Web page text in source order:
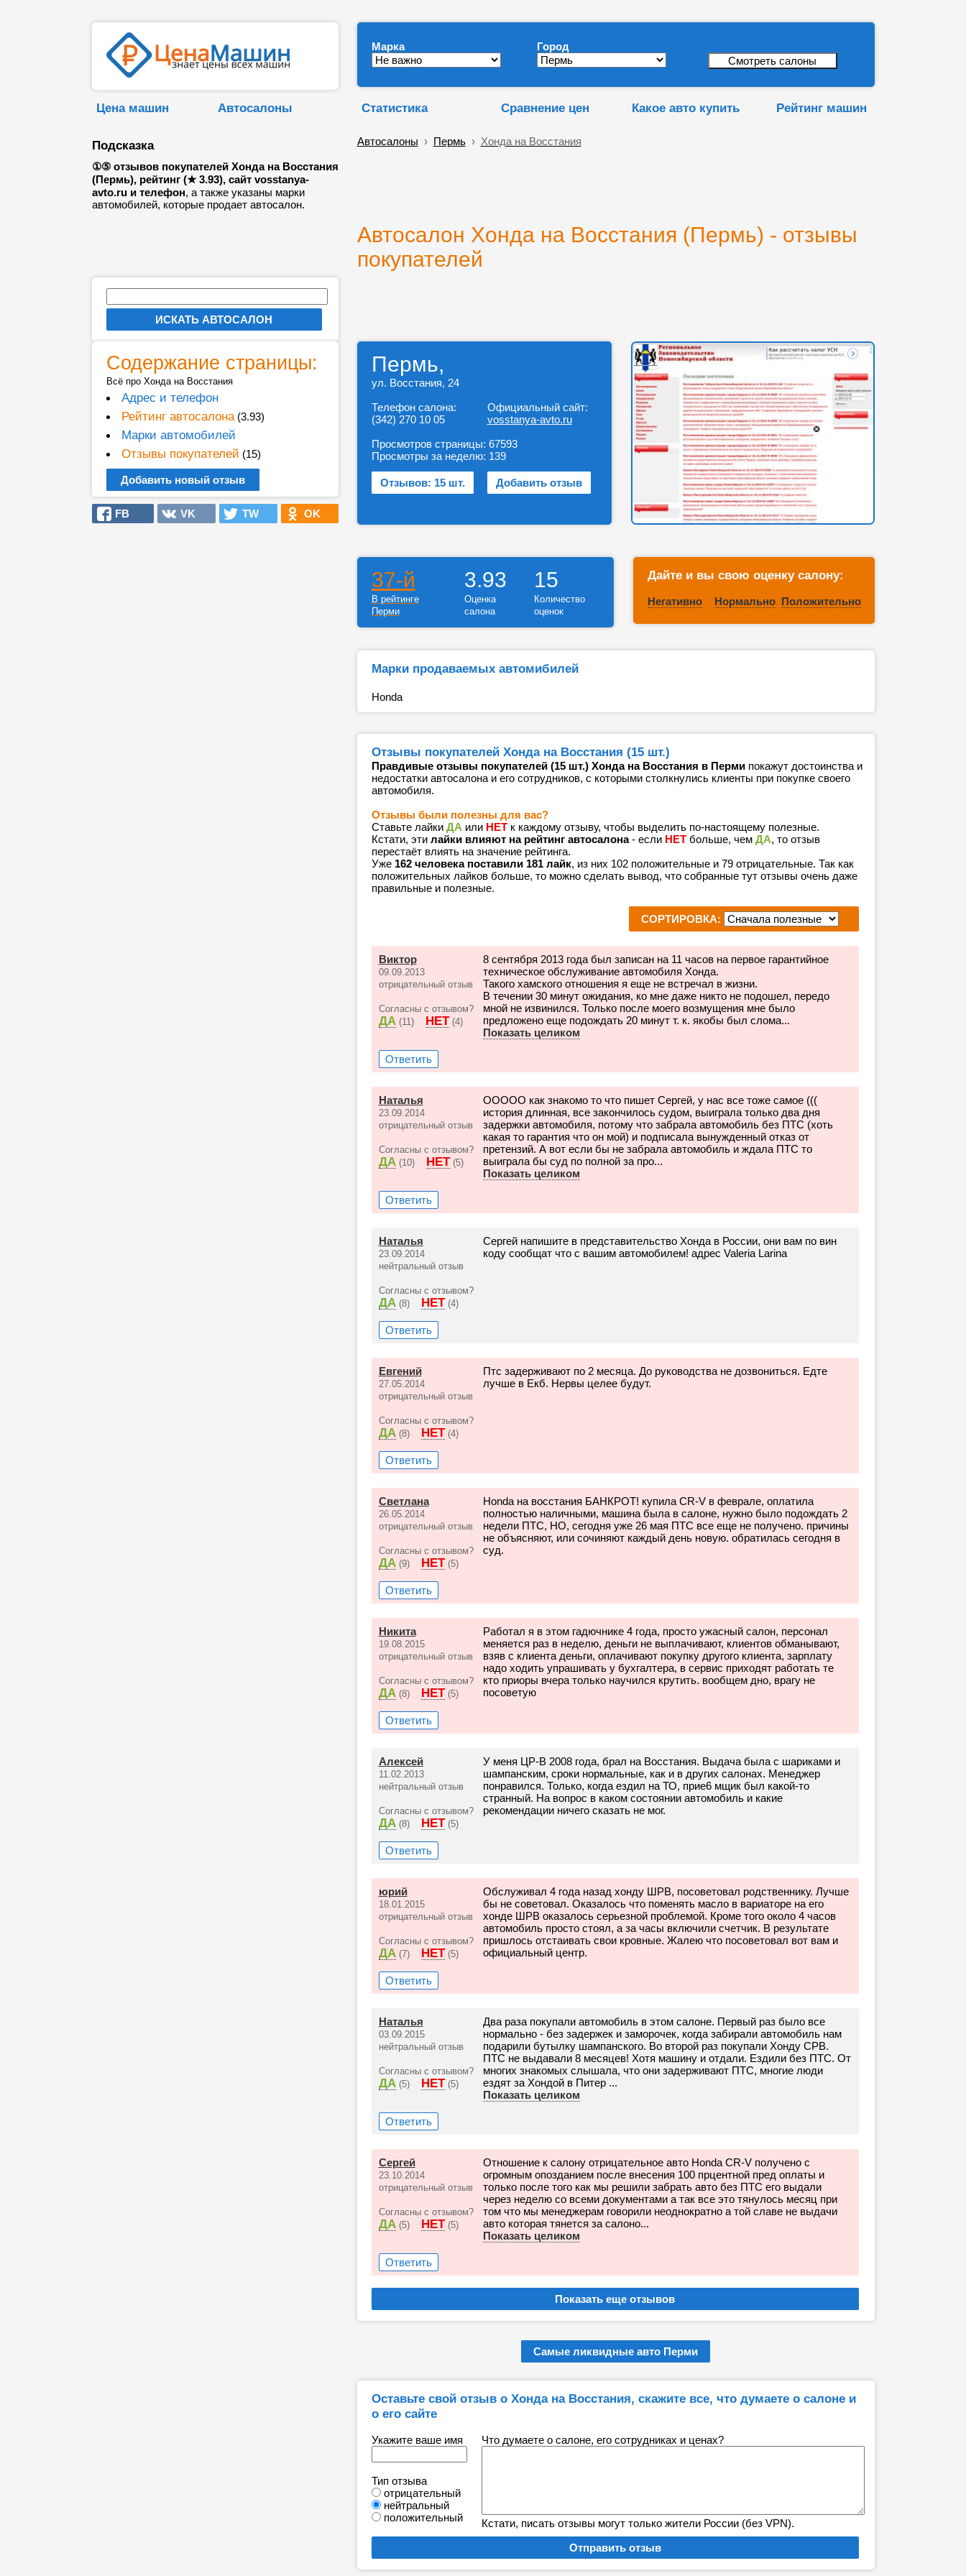
Марка Город
Цена машин Автосалоны Статистика Сравнение цен Какое авто купить Рейтинг машин
Подсказка
①⑤ отзывов покупателей Хонда на Восстания
(Пермь), рейтинг (★ 3.93), сайт vosstanya-
avto.ru и телефон, а также указаны марки
автомобилей, которые продает автосалон.
Автосалоны › Пермь› Хонда на Восстания
Автосалон Хонда на Восстания (Пермь) - отзывы
покупателей
Содержание страницы:
Всё про Хонда на Восстания
Адрес и телефон
Рейтинг автосалона(3.93)
Марки автомобилей
Отзывы покупателей (15)
Добавить новый отзыв
FB VK TW OK
Пермь,
ул. Восстания, 24
Телефон салона:
(342) 270 10 05
Официальный сайт:
vosstanya-avto.ru
Просмотров страницы:
Просмотры за неделю:
67593
139
Отзывов: 15 шт. Добавить отзыв
37-й
В рейтинге
Перми
3.93
Оценка
салона
15
Количество
оценок
Дайте и вы свою оценку салону:
Негативно Нормально Положительно
Марки продаваемых автомибилей
Honda
Отзывы покупателей Хонда на Восстания (15 шт.)
Правдивые отзывы покупателей (15 шт.) Хонда на Восстания в Пермипокажут достоинства и
недостатки автосалона и его сотрудников, с которыми столкнулись клиенты при покупке своего
автомобиля.
Отзывы были полезны для вас?
Ставьте лайки ДА или НЕТк каждому отзыву, чтобы выделить по-настоящему полезные.
Кстати, эти лайки влияют на рейтинг автосалона- если НЕТбольше, чем ДА, то отзыв
перестаёт влиять на значение рейтинга.
Уже 162 человека поставили 181 лайк, из них 102 положительные и 79 отрицательные. Так как
положительных лайков больше, то можно сделать вывод, что собранные тут отзывы очень даже
правильные и полезные.
СОРТИРОВКА:
Виктор
09.09.2013
отрицательный отзыв
Согласны с отзывом?
ДА (11) НЕТ (4)
8 сентября 2013 года был записан на 11 часов на первое гарантийное
техническое обслуживание автомобиля Хонда.
Такого хамского отношения я еще не встречал в жизни.
В течении 30 минут ожидания, ко мне даже никто не подошел, передо
мной не извинился. Только после моего возмущения мне было
предложено еще подождать 20 минут т. к. якобы был слома...
Показать целиком
Ответить
Наталья
23.09.2014
отрицательный отзыв
Согласны с отзывом?
ДА (10) НЕТ (5)
ООООО как знакомо то что пишет Сергей, у нас все тоже самое (((
история длинная, все закончилось судом, выиграла только два дня
задержки автомобиля, потому что забрала автомобиль без ПТС (хоть
какая то гарантия что он мой) и подписала вынужденный отказ от
претензий. А вот если бы не забрала автомобиль и ждала ПТС то
выиграла бы суд по полной за про...
Показать целиком
Ответить
Наталья
23.09.2014
нейтральный отзыв
Согласны с отзывом?
ДА (8) НЕТ (4)
Сергей напишите в представительство Хонда в России, они вам по вин
коду сообщат что с вашим автомобилем! адрес Valeria Larina
Ответить
Евгений
27.05.2014
отрицательный отзыв
Согласны с отзывом?
ДА (8) НЕТ (4)
Птс задерживают по 2 месяца. До руководства не дозвониться. Едте
лучше в Екб. Нервы целее будут.
Ответить
Светлана
26.05.2014
отрицательный отзыв
Согласны с отзывом?
ДА (9) НЕТ (5)
Honda на восстания БАНКРОТ! купила CR-V в феврале, оплатила
полностью наличными, машина была в салоне, нужно было подождать 2
недели ПТС, НО, сегодня уже 26 мая ПТС все еще не получено. причины
не объясняют, или сочиняют каждый день новую. обратилась сегодня в
суд.
Ответить
Никита
19.08.2015
отрицательный отзыв
Согласны с отзывом?
ДА (8) НЕТ (5)
Работал я в этом гадючнике 4 года, просто ужасный салон, персонал
меняется раз в неделю, деньги не выплачивают, клиентов обманывают,
взяв с клиента деньги, оплачивают покупку другого клиента, зарплату
надо ходить упрашивать у бухгалтера, в сервис приходят работать те
кто приоры вчера только научился крутить. вообщем дно, врагу не
посоветую
Ответить
Алексей
11.02.2013
нейтральный отзыв
Согласны с отзывом?
ДА (8) НЕТ (5)
У меня ЦР-В 2008 года, брал на Восстания. Выдача была с шариками и
шампанским, сроки нормальные, как и в других салонах. Менеджер
понравился. Только, когда ездил на ТО, прие6 мщик был какой-то
странный. На вопрос в каком состоянии автомобиль и какие
рекомендации ничего сказать не мог.
Ответить
юрий
18.01.2015
отрицательный отзыв
Согласны с отзывом?
ДА (7) НЕТ (5)
Обслуживал 4 года назад хонду ШРВ, посоветовал родственнику. Лучше
бы не советовал. Оказалось что поменять масло в вариаторе на его
хонде ШРВ оказалось серьезной проблемой. Кроме того около 4 часов
автомобиль просто стоял, а за часы включили счетчик. В результате
пришлось отстаивать свои кровные. Жалею что посоветовал вот вам и
официальный центр.
Ответить
Наталья
03.09.2015
нейтральный отзыв
Согласны с отзывом?
ДА (5) НЕТ (5)
Два раза покупали автомобиль в этом салоне. Первый раз было все
нормально - без задержек и заморочек, когда забирали автомобиль нам
подарили бутылку шампанского. Во второй раз покупали Хонду СРВ.
ПТС не выдавали 8 месяцев! Хотя машину и отдали. Ездили без ПТС. От
многих знакомых слышала, что они задерживают ПТС, многие люди
ездят за Хондой в Питер ...
Показать целиком
Ответить
Сергей
23.10.2014
отрицательный отзыв
Согласны с отзывом?
ДА (5) НЕТ (5)
Отношение к салону отрицательное авто Honda CR-V получено с
огромным опозданием после внесения 100 прцентной пред оплаты и
только после того как мы решили забрать авто без ПТС его выдали
через неделю со всеми документами а так все это тянулось месяц при
том что мы менеджерам говорили неоднократно а той славе не выдачи
авто которая тянется за салоно...
Показать целиком
Ответить
Самые ликвидные авто Перми
Оставьте свой отзыв о Хонда на Восстания, скажите все, что думаете о салоне и
о его сайте
Укажите ваше имя
Тип отзыва
отрицательный
нейтральный
положительный
Что думаете о салоне, его сотрудниках и ценах?
Кстати, писать отзывы могут только жители России (без VPN).